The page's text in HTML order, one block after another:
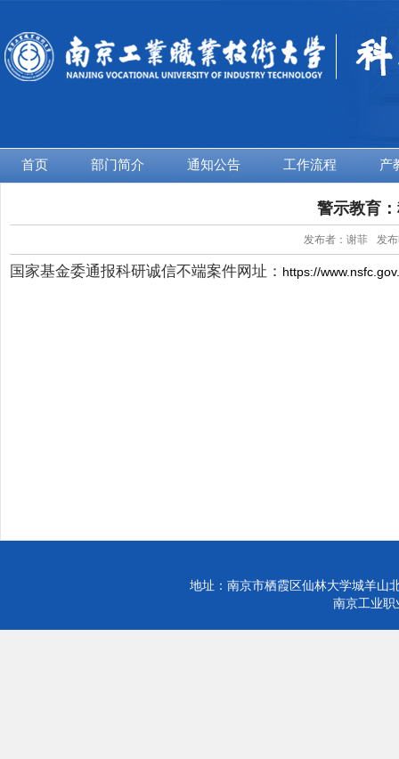
首页 部门简介 通知公告 工作流程 产
警示教育
发布者：谢菲 发
国家基金委通报科研诚信不端案件网址： https://
地址：南京市栖霞区仙林大学城羊山
南京工业职